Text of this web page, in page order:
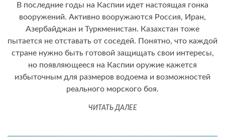
В последние годы на Каспии идет настоящая гонка
вооружений. Активно вооружаются Россия, Иран,
Азербайджан и Туркменистан. Казахстан тоже
пытается не отставать от соседей. Понятно, что каждой
стране нужно быть готовой защищать свои интересы,
но появляющееся на Каспии оружие кажется
избыточным для размеров водоема и возможностей
реального морского боя.
ЧИТАТЬ ДАЛЕЕ